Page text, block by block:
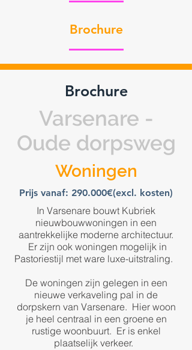
Brochure
Brochure
Varsenare -
Oude dorpsweg
Woningen
Prijs vanaf: 290.000€(excl. kosten)
In Varsenare bouwt Kubriek
nieuwbouwwoningen in een
aantrekkelijke moderne architectuur.
Er zijn ook woningen mogelijk in
Pastoriestijl met ware luxe-uitstraling.
De woningen zijn gelegen in een
nieuwe verkaveling pal in de
dorpskern van Varsenare. Hier woon
je heel centraal in een groene en
rustige woonbuurt. Er is enkel
plaatselijk verkeer.